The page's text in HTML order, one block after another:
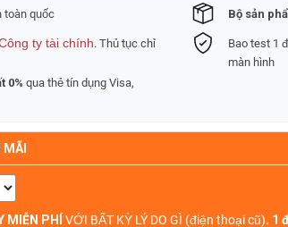
toàn quốc Bộ sản
ty tài chính. Thủ tục chỉ
Bao test 1
màn hình
0% qua thẻ tín dụng Visa,
MÃI
MIỄN PHÍ VỚI BẤT KỲ LÝ DO GÌ (điện thoại cũ). 1